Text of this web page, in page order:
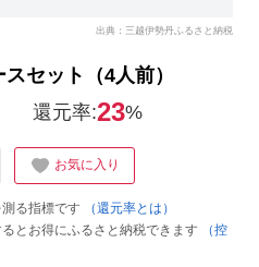
出典：三越伊勢丹ふるさと納税
セット（4人前）
還元率:23%
お気に入り
る指標です
（還元率とは）
とお得にふるさと納税できます
（控